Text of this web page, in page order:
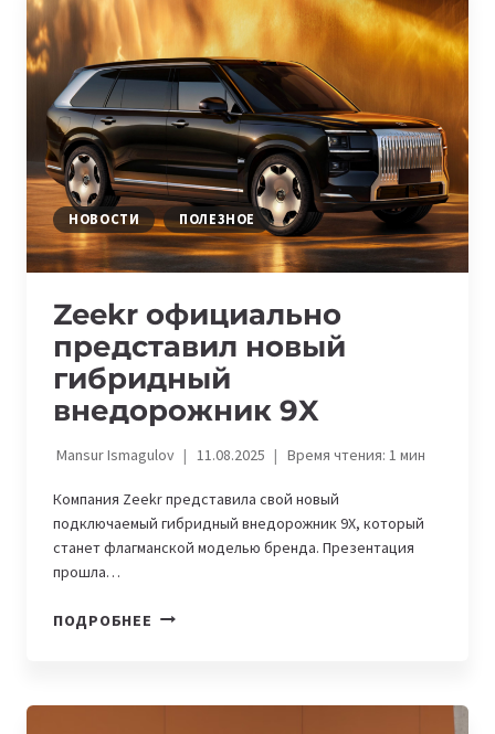
НОВОЕ
НАЗВАНИЕ
—
OJAI
НОВОСТИ ПОЛЕЗНОЕ
Zeekr официально
представил новый
гибридный
внедорожник 9X
Mansur Ismagulov 11.08.2025 Время чтения: 1мин
Компания Zeekr представила свой новый
подключаемый гибридный внедорожник 9X, который
станет флагманской моделью бренда. Презентация
прошла…
ПОДРОБНЕЕ ZEEKR